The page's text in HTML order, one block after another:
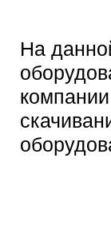
На